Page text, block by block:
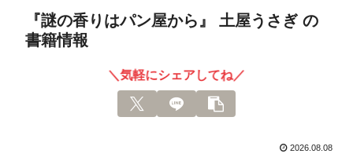
『謎の香りはパン屋から』 土屋うさぎ の
書籍情報
＼気軽にシェアしてね／
2026.08.08